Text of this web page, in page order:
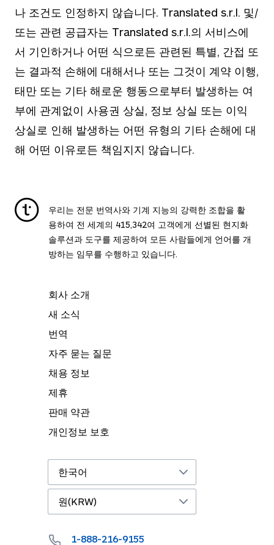
나 조건도 인정하지 않습니다. Translated s.r.l. 및/
또는 관련 공급자는 Translated s.r.l.의 서비스에
서 기인하거나 어떤 식으로든 관련된 특별, 간접 또
는 결과적 손해에 대해서나 또는 그것이 계약 이행,
태만 또는 기타 해로운 행동으로부터 발생하는 여
부에 관계없이 사용권 상실, 정보 상실 또는 이익
상실로 인해 발생하는 어떤 유형의 기타 손해에 대
해 어떤 이유로든 책임지지 않습니다.
우리는 전문 번역사와 기계 지능의 강력한 조합을 활
용하여 전 세계의 415,342여 고객에게 선별된 현지화
솔루션과 도구를 제공하여 모든 사람들에게 언어를 개
방하는 임무를 수행하고 있습니다.
회사 소개
새 소식
번역
자주 묻는 질문
채용 정보
제휴
판매 약관
개인정보 보호
1-888-216-9155